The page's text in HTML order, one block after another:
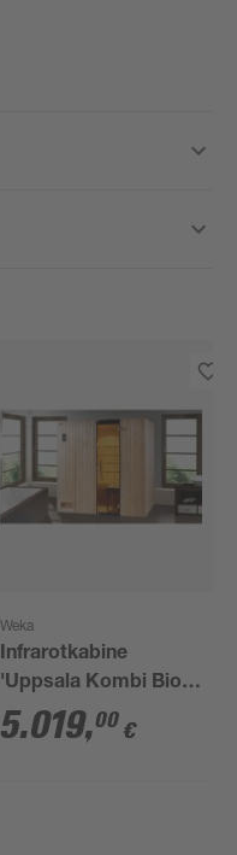
Weka
Infrarotkabine
'Uppsala Kombi BioS'
3,6 kw 212 x 121 x 199
cm, mit Glastür
5.019,00 €